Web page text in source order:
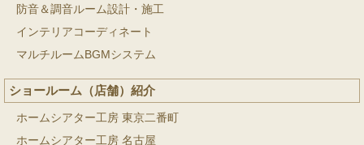
防音＆調音ルーム設計・施工
インテリアコーディネート
マルチルームBGMシステム
ショールーム（店舗）紹介
ホームシアター工房 東京二番町
ホームシアター工房 名古屋